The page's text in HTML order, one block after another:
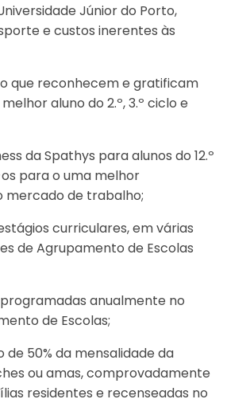
Júnior do Porto,
e custos inerentes às
que reconhecem e gratificam
aluno do 2.º, 3.º ciclo e
da Spathys para alunos do 12.º
para o uma melhor
mercado de trabalho;
curriculares, em várias
de Agrupamento de Escolas
anualmente no
de Escolas;
50% da mensalidade da
ou amas, comprovadamente
residentes e recenseadas no